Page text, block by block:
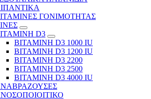
ΓΟΝΙΜΟΤΗΤΑΣ
D3
ΒΙΤΑΜΙΝΗ D3 1000 IU
ΒΙΤΑΜΙΝΗ D3 1200 IU
ΒΙΤΑΜΙΝΗ D3 2200
ΒΙΤΑΜΙΝΗ D3 2500
BITAMINH D3 4000 IU